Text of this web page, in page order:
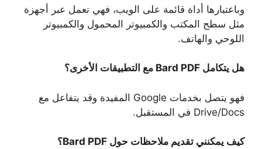
وباعتبارها أداة قائمة على الويب، فهي تعمل عبر أجهزة
مثل سطح المكتب والكمبيوتر المحمول والكمبيوتر
اللوحي والهاتف.
هل يتكامل Bard PDF مع التطبيقات الأخرى؟
فهو يتصل بخدمات Google المفيدة وقد يتفاعل مع
Drive/Docs في المستقبل.
كيف يمكنني تقديم ملاحظات حول Bard PDF؟